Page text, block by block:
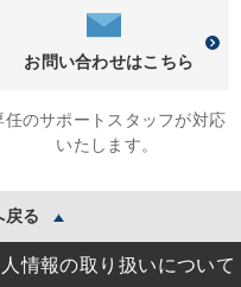
お問い合わせはこちら
任のサポートスタッフが対応
いたします。
戻る
情報の取り扱いについて